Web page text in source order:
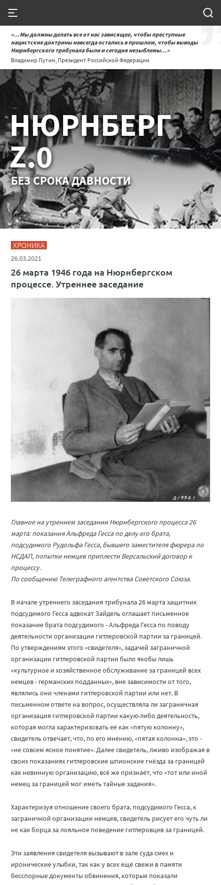
«...Мы должны делать все от нас зависящее, чтобы преступные
нацистские доктрины навсегда остались в прошлом, чтобы выводы
Нюрнбергского трибунала были и сегодня незыблемы...»
Владимир Путин, Президент Российской Федерации
НЮРНБЕРГ
Z.0
БЕЗ СРОКА ДАВНОСТИ
ХРОНИКА
26.03.2021
26 марта 1946 года на Нюрнбергском
процессе. Утреннее заседание
Главное на утреннем заседании Нюрнбергского процесса 26
марта: показания Альфреда Гесса по делу его брата,
подсудимого Рудольфа Гесса, бывшего заместителя фюрера по
НСДАП, попытки немцев приплести Версальский договор к
процессу.
По сообщению Телеграфного агентства Советского Союза.
В начале утреннего заседания трибунала 26 марта защитник
подсудимого Гесса адвокат Зайдель оглашает письменное
показание брата подсудимого - Альфреда Гесса по поводу
деятельности организации гитлеровской партии за границей.
По утверждениям этого «свидетеля», задачей заграничной
организации гитлеровской партии было якобы лишь
«культурное и хозяйственное обслуживание за границей всех
немцев - германских подданных», вне зависимости от того,
являлись они членами гитлеровской партии или нет. В
письменном ответе на вопрос, осуществляла ли заграничная
организация гитлеровской партии какую-либо деятельность,
которая могла характеризовать её как «пятую колонну»,
свидетель отвечает, что, по его мнению, «пятая колонна», это -
«не совсем ясное понятие». Далее свидетель, лживо изображая в
своих показаниях гитлеровские шпионские гнёзда за границей
как невинную организацию, всё же признаёт, что «тот или иной
немец за границей мог иметь тайные задания».
Характеризуя отношение своего брата, подсудимого Гесса, к
заграничной организации немцев, свидетель рисует его чуть ли
не как борца за лояльное поведение гитлеровцев за границей.
Эти заявления свидетеля вызывают в зале суда смех и
иронические улыбки, так как у всех ещё свежи в памяти
бесспорные документы обвинения, которые показали